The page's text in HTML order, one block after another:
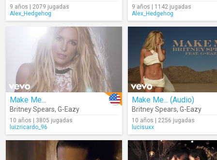
9 años | 2079 jugadas
Alex_Hedgehog
9 años | 1142 jugadas
Alex_Hedgehog
Make Me...
Britney Spears, G-Eazy
10 años | 3805 jugadas
luizricardo_96
Make Me... (Audio)
Britney Spears, G-Eazy
10 años | 2256 jugadas
lucisuxx